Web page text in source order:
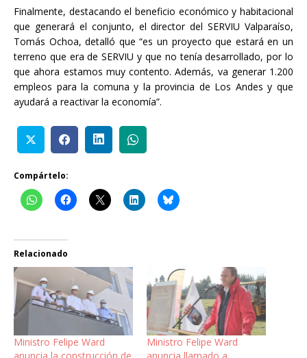
Finalmente, destacando el beneficio económico y habitacional
que generará el conjunto, el director del SERVIU Valparaíso,
Tomás Ochoa, detalló que “es un proyecto que estará en un
terreno que era de SERVIU y que no tenía desarrollado, por lo
que ahora estamos muy contento. Además, va generar 1.200
empleos para la comuna y la provincia de Los Andes y que
ayudará a reactivar la economía”.
Compártelo:
Relacionado
Ministro Felipe Ward
anuncia la construcción de
Ministro Felipe Ward
anuncia llamado a